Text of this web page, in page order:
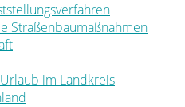
Straßenbaumaßnahmen
im Landkreis